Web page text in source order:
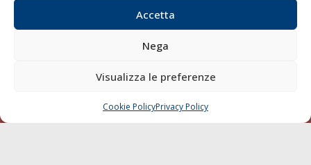
Accetta
Nega
Visualizza le preferenze
Cookie PolicyPrivacy Policy
Sostenibilità
Compagnie di Navigazione
Blue economy
Diporto
Contatti
CHIAMA SCRIVI